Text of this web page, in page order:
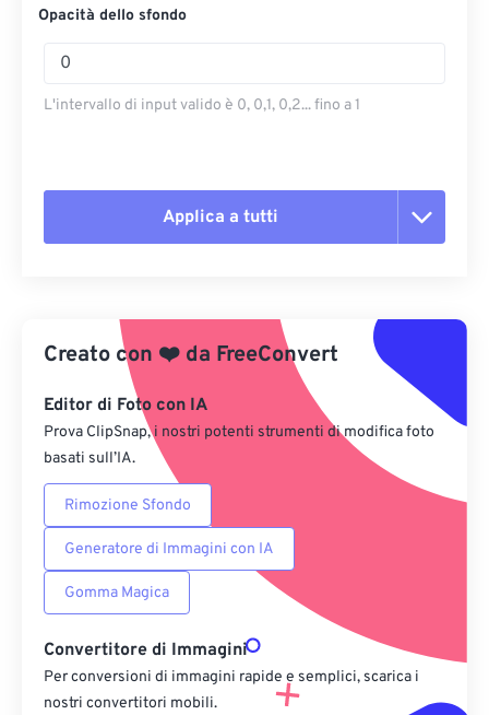
Opacità dello sfondo
L'intervallo di input valido è 0, 0,1, 0,2... fino a 1
Applica a tutti
Applica da preimpostazione
Salva come predefinito
Creato con ❤️ da FreeConvert
Editor di Foto con IA
Prova ClipSnap, i nostri potenti strumenti di modifica foto
basati sull’IA.
Rimozione Sfondo
Generatore di Immagini con IA
Gomma Magica
Convertitore di Immagini
Per conversioni di immagini rapide e semplici, scarica i
nostri convertitori mobili.